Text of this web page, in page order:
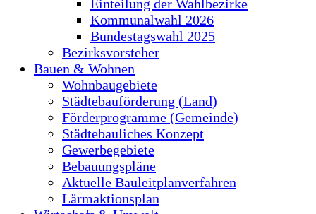
Einteilung der Wahlbezirke
Kommunalwahl 2026
Bundestagswahl 2025
Bezirksvorsteher
Bauen & Wohnen
Wohnbaugebiete
Städtebauförderung (Land)
Förderprogramme (Gemeinde)
Städtebauliches Konzept
Gewerbegebiete
Bebauungspläne
Aktuelle Bauleitplanverfahren
Lärmaktionsplan